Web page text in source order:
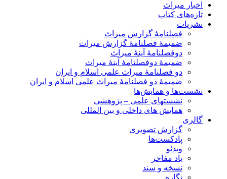
اخبار میراث
تازه‌های کتاب
نشریات
فصلنامۀ گزارش میراث
ضمیمۀ فصلنامۀ گزارش میراث
دوفصلنامۀ آینۀ میراث
ضمیمۀ دوفصلنامۀ آینۀ میراث
دو فصلنامۀ میراث علمی اسلام و ایران
ضمیمۀ دو فصلنامۀ میراث علمی اسلام و ایران
نشست‌ها و همایش‌ها
نشستهای علمی – پژوهشی
همایش های داخلی و بین المللی
گالری
گزارش تصویری
پادکست‌ها
ویدئو
یاد مفاخر
نسخه و سند
نگاره